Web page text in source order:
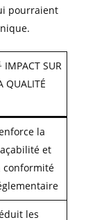
pourraient
IMPACT SUR
QUALITÉ
la
et
conformité
les